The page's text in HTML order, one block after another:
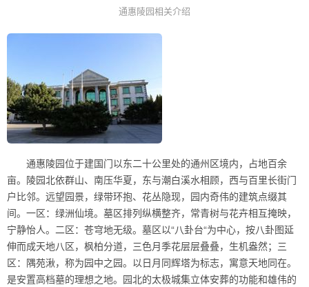
通惠陵园相关介绍
通惠陵园位于建国门以东二十公里处的通州区境内，占地百余
亩。陵园北依群山、南压华夏，东与潮白溪水相顾，西与百里长街门
户比邻。远望园景，绿带环抱、花丛隐现，园内奇伟的建筑点缀其
间。一区：绿洲仙境。墓区排列纵横整齐，常青树与花卉相互掩映，
宁静怡人。二区：苍穹地无级。墓区以“八卦台“为中心，按八卦图延
伸而成天地八区，枫柏分道，三色月季花层层叠叠，生机盎然；三
区：隅苑湫，称为园中之园。以日月同辉塔为标志，寓意天地同在。
是安置高档墓的理想之地。园北的太极城集立体安葬的功能和雄伟的